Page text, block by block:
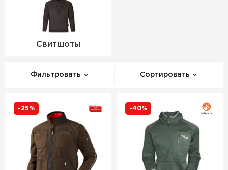
Свитшоты
Фильтровать Сортировать
-25% -40%